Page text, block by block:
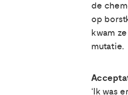
de
op
kwam
mutatie.
‘Ik was